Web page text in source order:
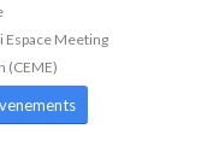
Espace Meeting
(CEME)